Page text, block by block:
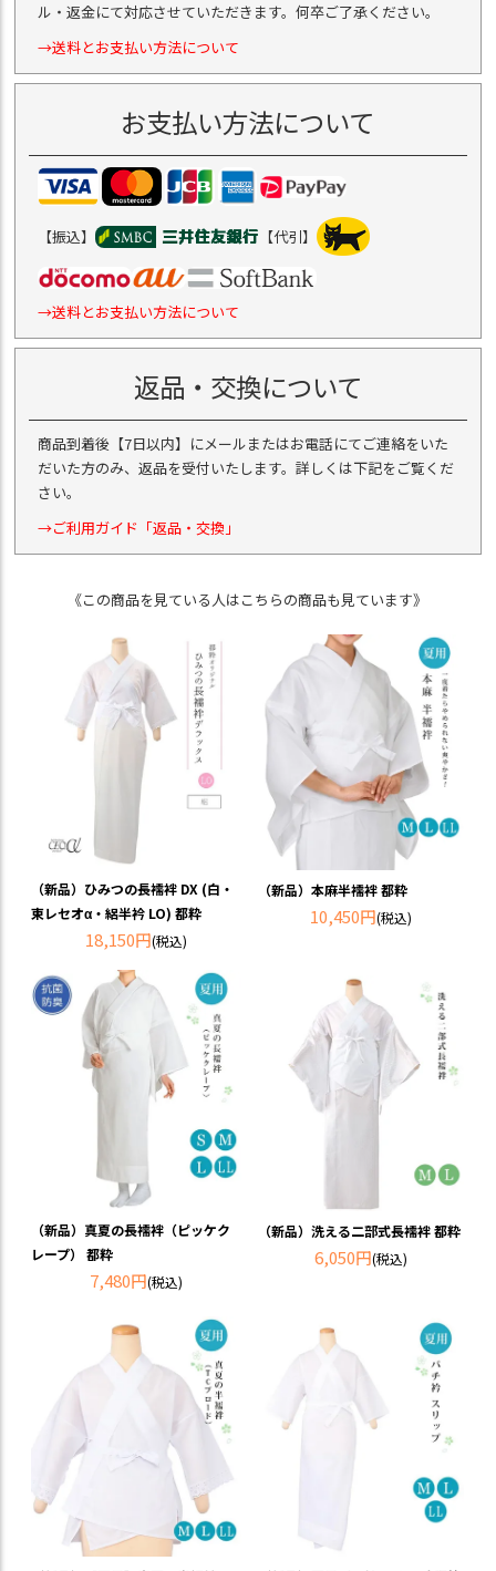
ル・返金にて対応させていただきます。何卒ご了承ください。
→送料とお支払い方法について
お支払い方法について
【振込】 【代引】
→送料とお支払い方法について
返品・交換について
商品到着後【7日以内】にメールまたはお電話にてご連絡をいた
だいた方のみ、返品を受付いたします。詳しくは下記をご覧くだ
さい。
→ご利用ガイド「返品・交換」
《この商品を見ている人はこちらの商品も見ています》
（新品）ひみつの長襦袢 DX (白・
東レセオα・絽半衿 LO) 都粋
18,150円(税込)
（新品）本麻半襦袢 都粋
10,450円(税込)
（新品）真夏の長襦袢（ピッケク
レープ） 都粋
7,480円(税込)
（新品）洗える二部式長襦袢 都粋
6,050円(税込)